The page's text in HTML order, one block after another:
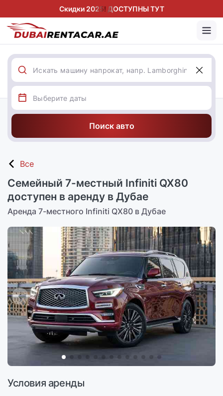
Скидки 2025! ДОСТУПНЫ ТУТ
Поиск авто
Все
Семейный 7-местный Infiniti QX80
доступен в аренду в Дубае
Аренда 7-местного Infiniti QX80 в Дубае
Условия аренды